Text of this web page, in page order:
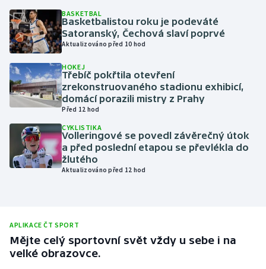
Lyže a snowboard
Moderní pětiboj
Motorsport
Olympijské hry
Parasport
Plavání
Rychlobruslení
BASKETBAL
Basketbalistou roku je podeváté
Satoranský, Čechová slaví poprvé
Aktualizováno před 10 hod
HOKEJ
Třebíč pokřtila otevření
zrekonstruovaného stadionu exhibicí,
domácí porazili mistry z Prahy
Před 12 hod
CYKLISTIKA
Volleringové se povedl závěrečný útok
a před poslední etapou se převlékla do
žlutého
Aktualizováno před 12 hod
APLIKACE ČT SPORT
Mějte celý sportovní svět vždy u sebe i na
velké obrazovce.